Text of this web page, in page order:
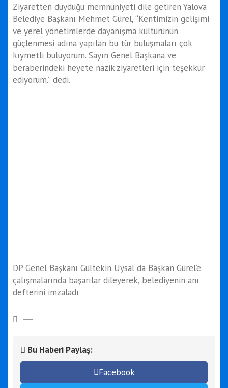
Ziyaretten duyduğu memnuniyeti dile getiren Yalova
Belediye Başkanı Mehmet Gürel, “Kentimizin gelişimi
ve yerel yönetimlerde dayanışma kültürünün
güçlenmesi adına yapılan bu tür buluşmaları çok
kıymetli buluyorum. Sayın Genel Başkana ve
beraberindeki heyete nazik ziyaretleri için teşekkür
ediyorum.” dedi.
DP Genel Başkanı Gültekin Uysal da Başkan Gürel’e
çalışmalarında başarılar dileyerek, belediyenin anı
defterini imzaladı
Bu Haberi Paylaş:
Facebook